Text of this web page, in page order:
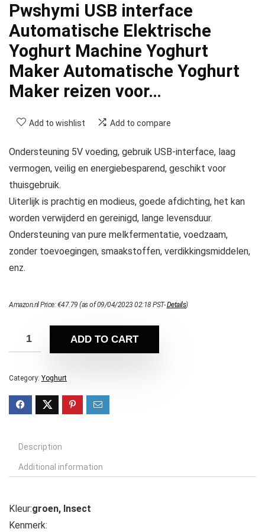
Pwshymi USB interface
Automatische Elektrische
Yoghurt Machine Yoghurt
Maker Automatische Yoghurt
Maker reizen voor…
Add to wishlist Add to compare
Ondersteuning 5V voeding, gebruik USB-interface, laag
vermogen, veilig en energiebesparend, geschikt voor
thuisgebruik.
Uiterlijk is prachtig en modieus, goede afdichting, het kan
worden verwijderd en gereinigd, lange levensduur.
Ondersteuning van pure melkfermentatie, voedzaam,
zonder toevoegingen, smaakstoffen, verdikkingsmiddelen,
enz.
Amazon.nl Price:€47.79 (as of 09/04/2023 02:18 PST-Details)
ADD TO CART
Category: Yoghurt
Description
Additional information
Kleur:groen, Insect
Kenmerk: